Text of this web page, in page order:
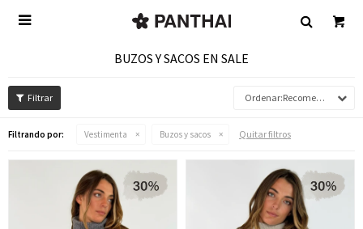

BUZOS Y SACOS EN SALE
Recomendados
Filtrando por: Vestimenta Buzos y sacos Quitar filtros